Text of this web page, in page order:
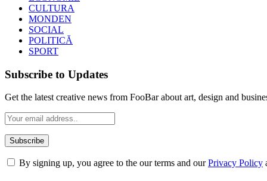
CULTURA
MONDEN
SOCIAL
POLITICĂ
SPORT
Subscribe to Updates
Get the latest creative news from FooBar about art, design and
By signing up, you agree to the our terms and ourPrivacy Policy